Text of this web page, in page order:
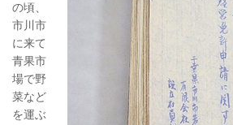
の頃、
市川市
に来て
青果市
場で野
菜など
を運ぶ